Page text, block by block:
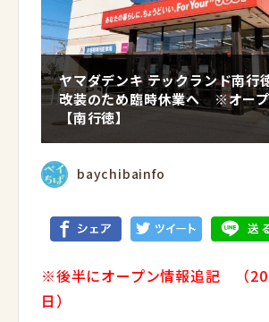
ヤマダデンキ テックランド南行
改装のため臨時休業へ ※オー
【南行徳】
baychibainfo
※後半にオープン情報追記 （
日）